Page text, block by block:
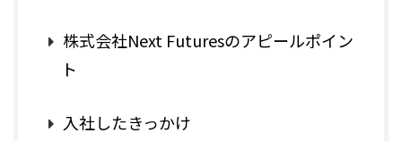
株式会社Next Futuresのアピールポイン
ト
入社したきっかけ